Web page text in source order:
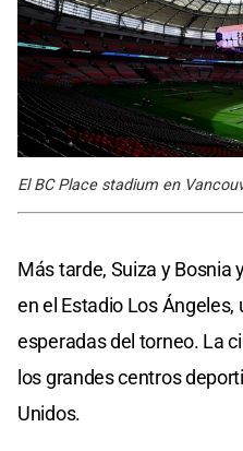
El BC Place stadium en
Más tarde, Suiza y Bosnia
en el Estadio Los
esperadas del torneo. La
los grandes centros
Unidos.